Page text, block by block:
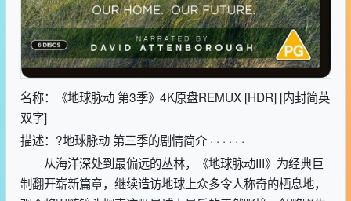
名称：《地球脉动 第3季》4K原盘REMUX [HDR] [内封简英
双字]
描述：?地球脉动 第三季的剧情简介 · · · · · ·
从海洋深处到最偏远的丛林，《地球脉动III》为经典巨
制翻开崭新篇章，继续造访地球上众多令人称奇的栖息地，